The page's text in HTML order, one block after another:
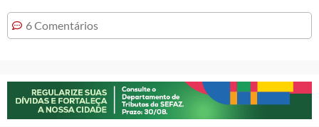
6 Comentários